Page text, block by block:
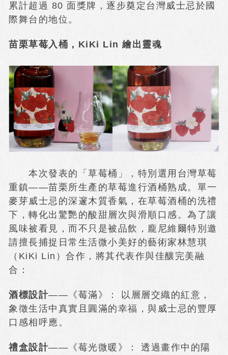
累計超過 80 面獎牌，逐步奠定台灣威士忌於國
際舞台的地位。
苗栗草莓入桶，KiKi Lin 繪出靈魂
本次發表的「草莓桶」，特別選用台灣草莓
重鎮——苗栗所生產的草莓進行酒桶熟成。單一
麥芽威士忌的深邃木質香氣，在草莓酒桶的洗禮
下，轉化出驚艷的酸甜層次與滑順口感。為了讓
風味被看見，而不只是被品飲，龐尼維爾特別邀
請擅長捕捉日常生活微小美好的藝術家林慧琪
（KiKi Lin）合作，將其代表作與佳釀完美融
合：
酒標設計——《莓滿》： 以層層交織的紅意，
象徵生活中真實且圓滿的幸福，與威士忌的豐厚
口感相呼應。
禮盒設計——《莓光微暖》： 透過畫作中的陽